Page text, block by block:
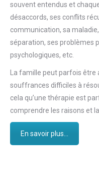
souvent entendus et
désaccords, ses conflits
communication, sa
séparation, ses problèmes
psychologiques, etc.
La famille peut parfois
souffrances difficiles à
cela qu’une thérapie est
comprendre les raisons et
En savoir plus...